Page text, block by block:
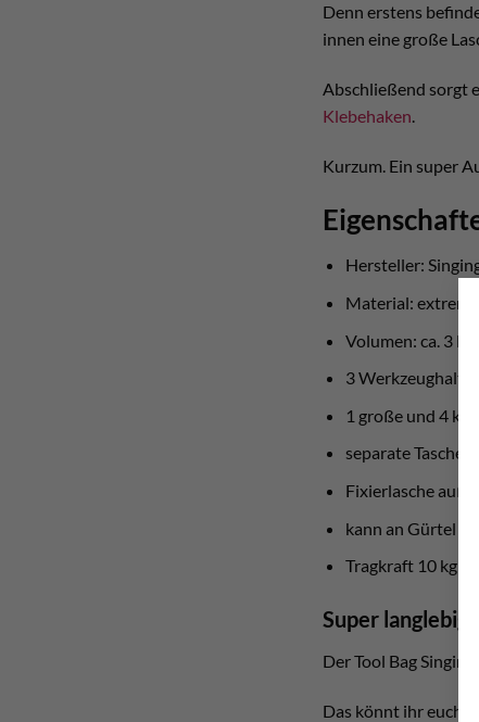
Denn erstens
innen eine große
Abschließend sorgt
Klebehaken.
Kurzum. Ein super
Hersteller:
Material: extrem
Volumen: ca. 3
3
1 große und 4
separate Tasche
Fixierlasche
kann an Gürtel
Tragkraft 10 kg
Super langlebig!
Der Tool Bag
Das könnt ihr euch